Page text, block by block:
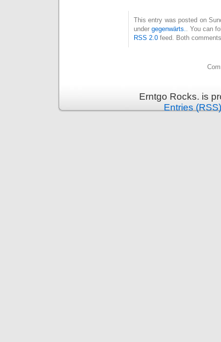
This entry was posted on
under gegenwärts.. You can
RSS 2.0 feed. Both
Erntgo Rocks. is
Entries (RSS)